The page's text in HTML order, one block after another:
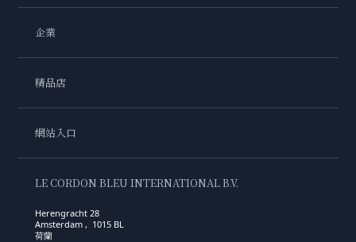
企業
精品店
網站入口
LE CORDON BLEU INTERNATIONAL B.V.
Herengracht 28
Amsterdam , 1015 BL
荷蘭